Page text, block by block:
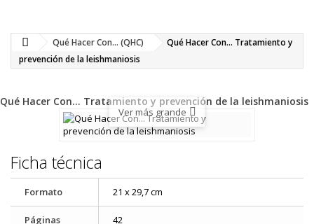
Qué Hacer Con... (QHC)
Qué Hacer Con... Tratamiento y
prevención de la leishmaniosis
Qué Hacer Con... Tratamiento y prevención de la leishmaniosis
Ver más grande
Ficha técnica
Formato 21 x 29,7 cm
Páginas 42